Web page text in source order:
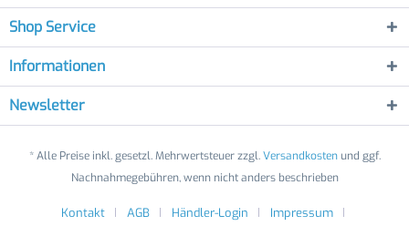
Shop Service
Informationen
Newsletter
* Alle Preise inkl. gesetzl. Mehrwertsteuer zzgl.Versandkostenund ggf.
Nachnahmegebühren, wenn nicht anders beschrieben
Kontakt AGB Händler-Login
Impressum